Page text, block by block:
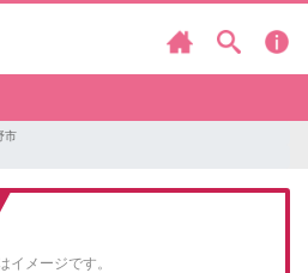
市
イメージです。